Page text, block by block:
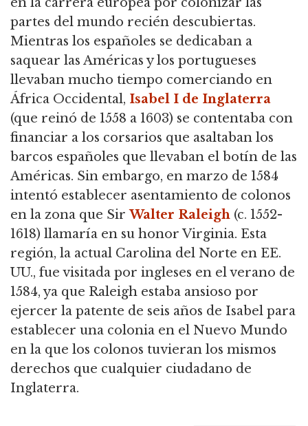
partes del mundo recién descubiertas.
Mientras los españoles se dedicaban a
saquear las Américas y los portugueses
llevaban mucho tiempo comerciando en
África Occidental, Isabel I de Inglaterra
(que reinó de 1558 a 1603) se contentaba con
financiar a los corsarios que asaltaban los
barcos españoles que llevaban el botín de las
Américas. Sin embargo, en marzo de 1584
intentó establecer asentamiento de colonos
en la zona que SirWalter Raleigh (c. 1552-
1618) llamaría en su honor Virginia. Esta
región, la actual Carolina del Norte en EE.
UU., fue visitada por ingleses en el verano de
1584, ya que Raleigh estaba ansioso por
ejercer la patente de seis años de Isabel para
establecer una colonia en el Nuevo Mundo
en la que los colonos tuvieran los mismos
derechos que cualquier ciudadano de
Inglaterra.